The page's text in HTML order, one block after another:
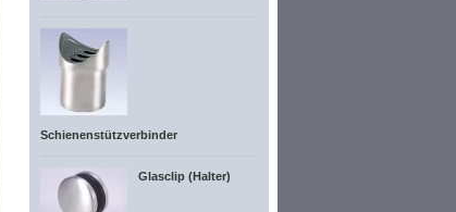
Schienenstützverbinder
Glasclip (Halter)